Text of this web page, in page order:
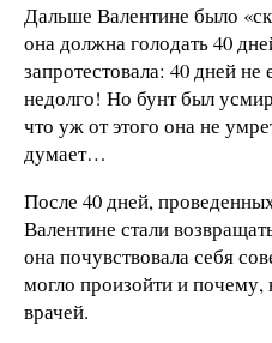
Дальше Валентине было
она должна голодать 40
запротестовала: 40 дней
недолго! Но бунт был
что уж от этого она не
думает…
После 40 дней,
Валентине стали
она почувствовала себя
могло произойти и почему,
врачей.